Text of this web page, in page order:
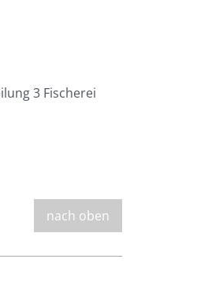
3 Fischerei 
nach oben